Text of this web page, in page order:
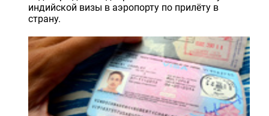
индийской визы в аэропорту по прилёту в
страну.